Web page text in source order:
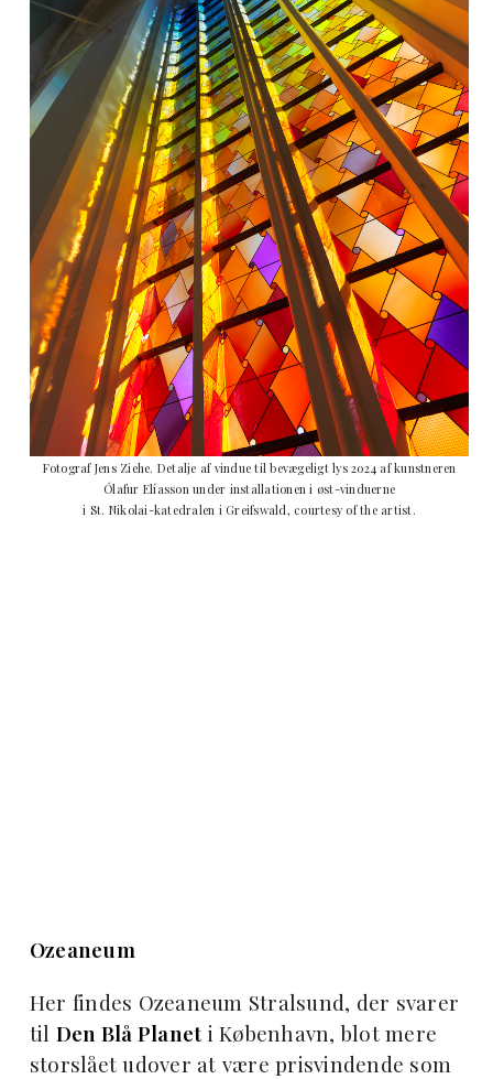
Fotograf Jens Ziehe. Detalje af vindue til bevægeligt lys 2024 af kunstneren
Ólafur Elíasson under installationen i øst-vinduerne
i St. Nikolai-katedralen i Greifswald, courtesy of the artist.
Ozeaneum
Her findes Ozeaneum Stralsund, der svarer
til Den Blå Planet i København, blot mere
storslået udover at være prisvindende som